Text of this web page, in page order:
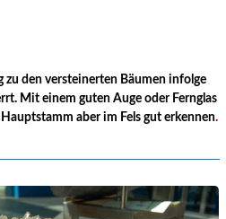
zu den versteinerten Bäumen infolge
Mit einem guten Auge oder Fernglas
aber im Fels gut erkennen.